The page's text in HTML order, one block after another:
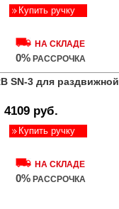
Купить ручку
НА СКЛАДЕ
0% РАССРОЧКА
SN-3 для раздвижной
4109 руб.
Купить ручку
НА СКЛАДЕ
0% РАССРОЧКА